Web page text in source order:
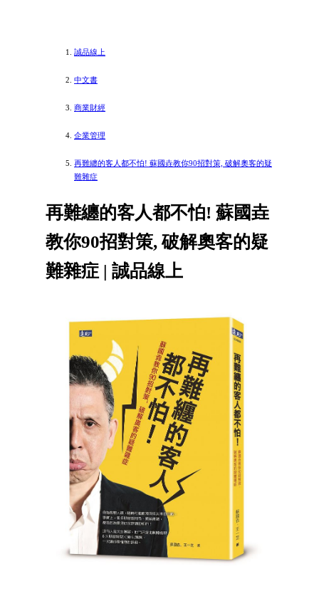
誠品線上
中文書
商業財經
企業管理
再難纏的客人都不怕! 蘇國垚教你90招對策, 破解奧客的疑
難雜症
再難纏的客人都不怕! 蘇國垚
教你90招對策, 破解奧客的疑
難雜症 | 誠品線上